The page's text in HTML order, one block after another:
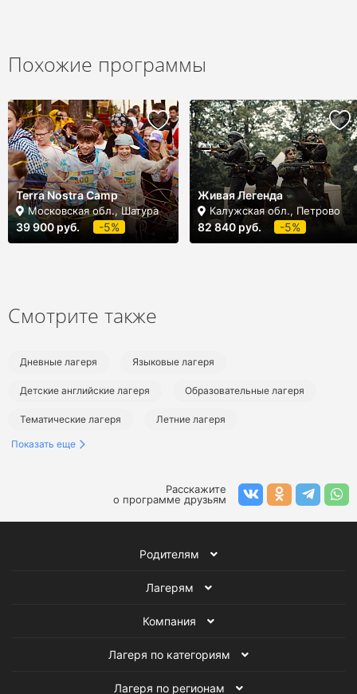
Похожие программы
Terra Nostra Camp
Московская обл., Шатура
39 900 руб. -5%
Живая Легенда
Калужская обл., Петрово
82 840 руб. -5%
Смотрите также
Дневные лагеря Языковые лагеря
Детские английские лагеря Образовательные лагеря
Тематические лагеря Летние лагеря
Лагеря в Калининградской области
Летние английские лагеря Летние образовательные лагеря
Показать еще
Расскажите
о программе друзьям
Родителям
Лагерям
Компания
Лагеря по категориям
Лагеря по регионам